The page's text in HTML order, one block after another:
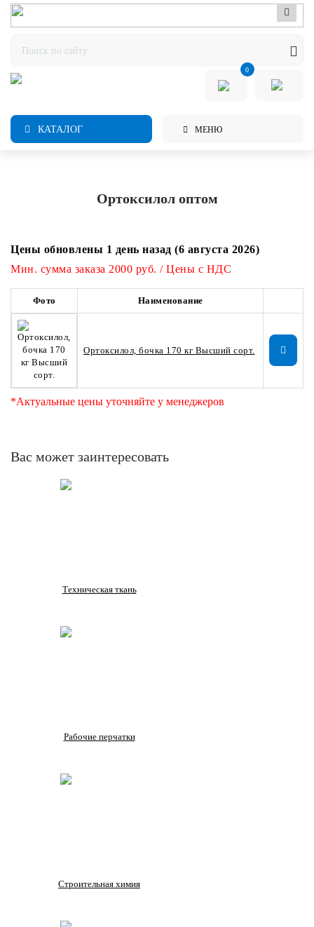
0
КАТАЛОГ МЕНЮ
Ортоксилол оптом
Цены обновлены 1 день назад (6 августа 2026)
Мин. сумма заказа 2000 руб. / Цены с НДС
Фото Наименование
Ортоксилол, бочка 170 кг Высший сорт.
*Актуальные цены уточняйте у менеджеров
Вас может заинтересовать
Техническая ткань
Рабочие перчатки
Строительная химия